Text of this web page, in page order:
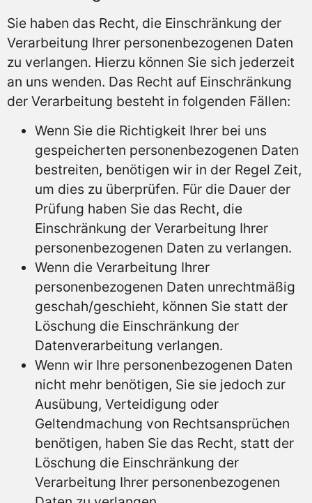
Sie haben das Recht, die Einschränkung der
Verarbeitung Ihrer personenbezogenen Daten
zu verlangen. Hierzu können Sie sich jederzeit
an uns wenden. Das Recht auf Einschränkung
der Verarbeitung besteht in folgenden Fällen:
Wenn Sie die Richtigkeit Ihrer bei uns
gespeicherten personenbezogenen Daten
bestreiten, benötigen wir in der Regel Zeit,
um dies zu überprüfen. Für die Dauer der
Prüfung haben Sie das Recht, die
Einschränkung der Verarbeitung Ihrer
personenbezogenen Daten zu verlangen.
Wenn die Verarbeitung Ihrer
personenbezogenen Daten unrechtmäßig
geschah/geschieht, können Sie statt der
Löschung die Einschränkung der
Datenverarbeitung verlangen.
Wenn wir Ihre personenbezogenen Daten
nicht mehr benötigen, Sie sie jedoch zur
Ausübung, Verteidigung oder
Geltendmachung von Rechtsansprüchen
benötigen, haben Sie das Recht, statt der
Löschung die Einschränkung der
Verarbeitung Ihrer personenbezogenen